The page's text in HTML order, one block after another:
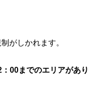
がしかれます。
00までのエリアがあり